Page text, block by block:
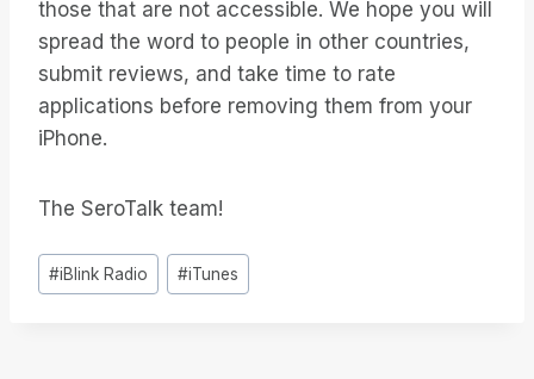
those that are not accessible. We hope you will
spread the word to people in other countries,
submit reviews, and take time to rate
applications before removing them from your
iPhone.
The SeroTalk team!
Inlägg
Taggar:
#iBlink Radio #iTunes